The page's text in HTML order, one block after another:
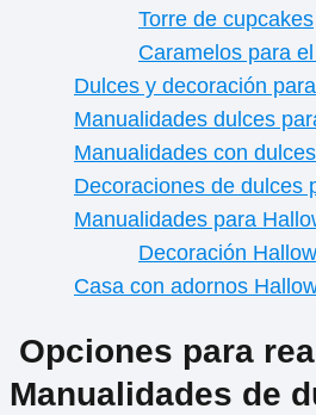
Torre de cupcakes
Caramelos para
Dulces y decoración
Manualidades dulces
Manualidades con
Decoraciones de dulces
Manualidades para
Decoración
Casa con adornos
Opciones para
Manualidades de